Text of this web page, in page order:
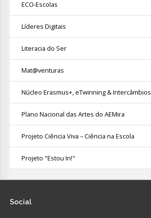
ECO-Escolas
Líderes Digitais
Literacia do Ser
Mat@venturas
Núcleo Erasmus+, eTwinning & Intercâmbios
Plano Nacional das Artes do AEMira
Projeto Ciência Viva – Ciência na Escola
Projeto "Estou In!"
Social